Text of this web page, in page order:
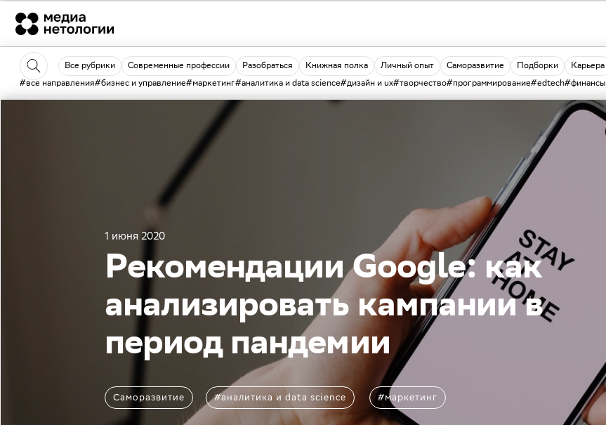
Все рубрики Современные профессии Разобраться Книжная полка Личный опыт Саморазвитие Подборки Карьера
#все направления#бизнес и управление#маркетинг#аналитика и data science#дизайн и ux#творчество#программирование#edtech#финансы
1 июня 2020
Рекомендации Google: как
анализировать кампании в
период пандемии
Саморазвитие #аналитика и data science #маркетинг